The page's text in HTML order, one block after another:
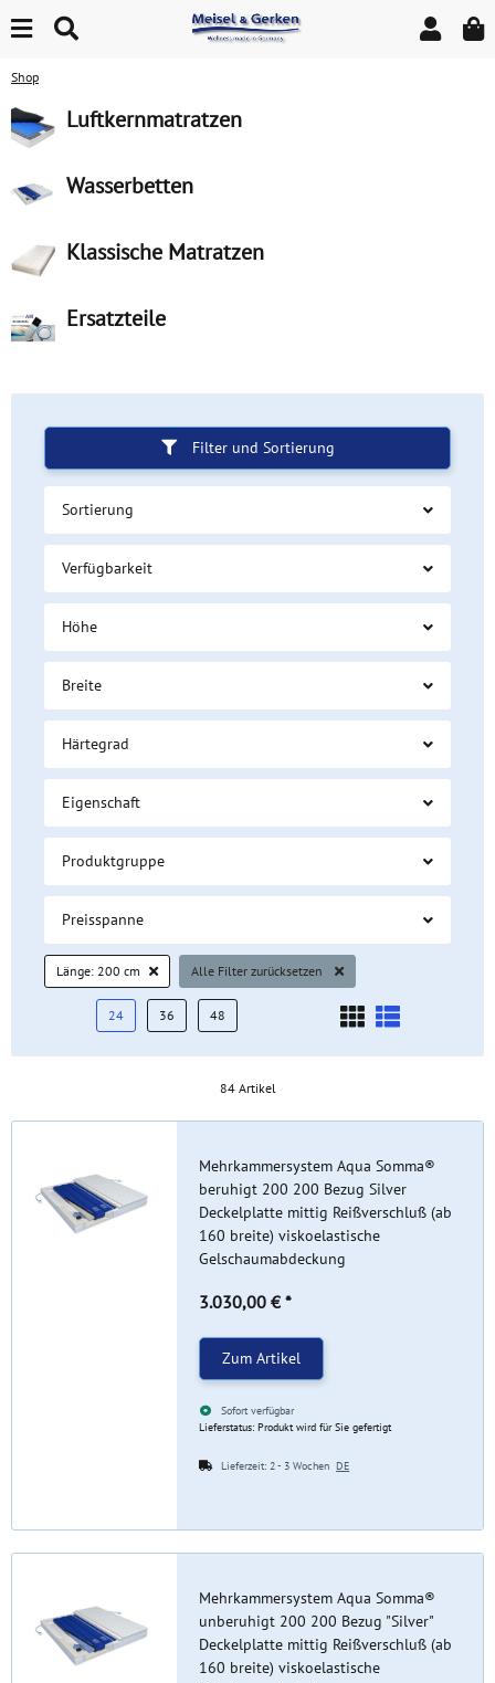
Shop
Luftkernmatratzen
Wasserbetten
Klassische Matratzen
Ersatzteile
Filter und Sortierung
Sortierung
Verfügbarkeit
Höhe
Breite
Härtegrad
Eigenschaft
Produktgruppe
Preisspanne
Länge: 200 cm Alle Filter zurücksetzen
24 36 48
84 Artikel
Mehrkammersystem Aqua Somma®
beruhigt 200 200 Bezug Silver
Deckelplatte mittig Reißverschluß (ab
160 breite) viskoelastische
Gelschaumabdeckung
3.030,00 € *
Zum Artikel
Sofort verfügbar
Lieferstatus: Produkt wird für Sie gefertigt
Lieferzeit:2 - 3 WochenDE
Mehrkammersystem Aqua Somma®
unberuhigt 200 200 Bezug "Silver"
Deckelplatte mittig Reißverschluß (ab
160 breite) viskoelastische